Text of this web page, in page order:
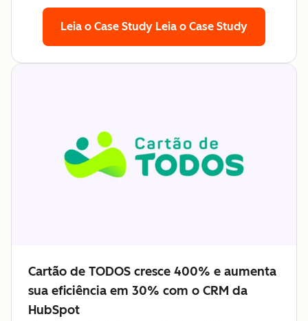
Leia o Case Study Leia o Case Study
Cartão de TODOS cresce 400% e aumenta
sua eficiência em 30% com o CRM da
HubSpot